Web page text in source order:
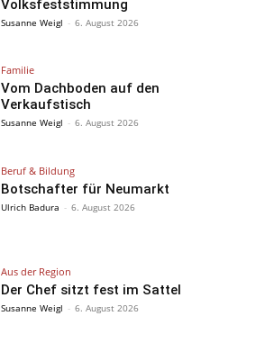
Volksfeststimmung
Susanne Weigl - 6. August 2026
Familie
Vom Dachboden auf den
Verkaufstisch
Susanne Weigl - 6. August 2026
Beruf & Bildung
Botschafter für Neumarkt
Ulrich Badura - 6. August 2026
Aus der Region
Der Chef sitzt fest im Sattel
Susanne Weigl - 6. August 2026